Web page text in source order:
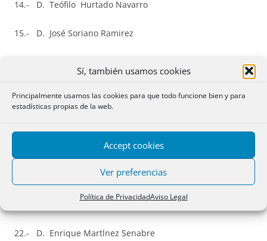
Sí, también usamos cookies
Principalmente usamos las cookies para que todo funcione bien y para
estadísticas propias de la web.
Accept cookies
Ver preferencias
Política de PrivacidadAviso Legal
14.- D. Teófilo Hurtado Navarro
15.- D. José Soriano Ramirez
17.- Dª Blanca María Gimeno Quintana
19.- Dª María Dolores de Paz Sánchez
20.- Dª María Sonsoles Montero García-Siso
21.- Dª María Teresa López Ruiz
22.- D. Enrique Martlnez Senabre